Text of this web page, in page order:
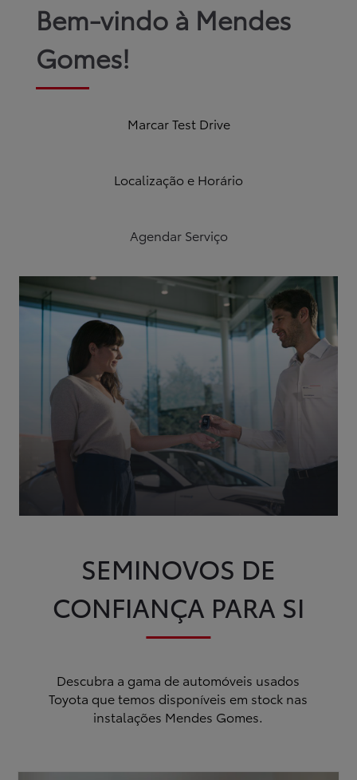
Novos
Usados
Após-venda
Notícias
Instalações
Apoio ao Cliente
Registo
Bem-vindo à Mendes
Gomes!
Marcar Test Drive
Localização e Horário
Agendar Serviço
SEMINOVOS DE
CONFIANÇA PARA SI
Descubra a gama de automóveis usados
Toyota que temos disponíveis em stock nas
instalações Mendes Gomes.